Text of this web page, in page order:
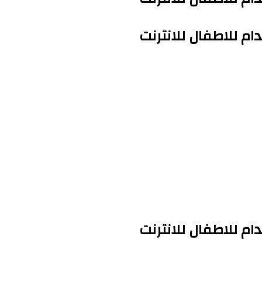
للاطفال للانترنت
للاطفال للانترنت